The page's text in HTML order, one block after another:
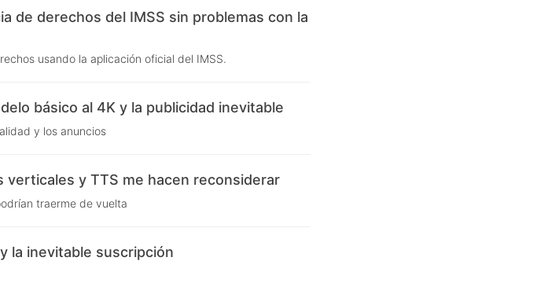
de derechos del IMSS sin problemas con la
usando la aplicación oficial del IMSS.
básico al 4K y la publicidad inevitable
y los anuncios
verticales y TTS me hacen reconsiderar
traerme de vuelta
la inevitable suscripción